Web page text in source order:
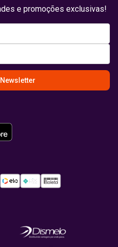
e promoções exclusivas!